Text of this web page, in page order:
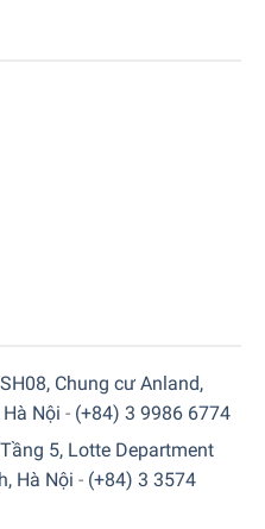
lít, tủ lạnh Liebherr 410 lít
NoFrost cung cấp không
chỉnh nhiệt độ +3 °C
SH08, Chung cư Anland,
Nội - (+84) 3 9986 6774
Tầng 5, Lotte Department
Hà Nội - (+84) 3 3574